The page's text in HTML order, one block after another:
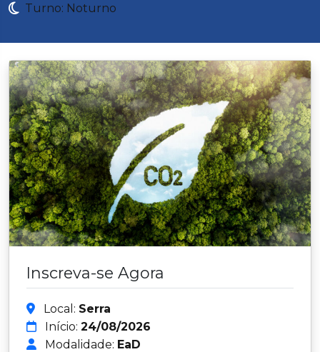
Turno: Noturno
Inscreva-se Agora
Local: Serra
Início: 24/08/2026
Modalidade: EaD